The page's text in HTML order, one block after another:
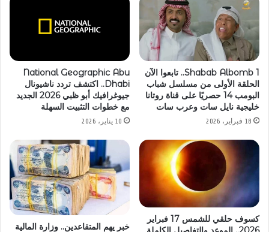
1 Shabab Albomb.. تابعوا الآن
الحلقة الأولى من مسلسل شباب
البومب 14 حصريًا على قناة روتانا
خليجية نايل سات وعرب سات
18 فبراير، 2026
National Geographic Abu
Dhabi.. اكتشف تردد ناشيونال
جيوغرافيك أبو ظبي 2026 الجديد
مع خطوات التثبيت السهلة
10 يناير، 2026
كسوف حلقي للشمس 17 فبراير
خبر يهم المتقاعدين.. وزارة المالية